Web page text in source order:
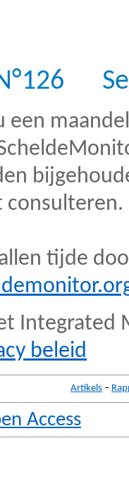
N°126
een
tijde
Integrated
beleid
Artikels –
Access